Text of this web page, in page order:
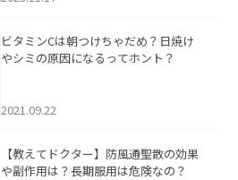
ビタミンCは朝つけちゃだめ？日焼け
やシミの原因になるってホント？
2021.09.22
【教えてドクター】防風通聖散の効果
や副作用は？長期服用は危険なの？